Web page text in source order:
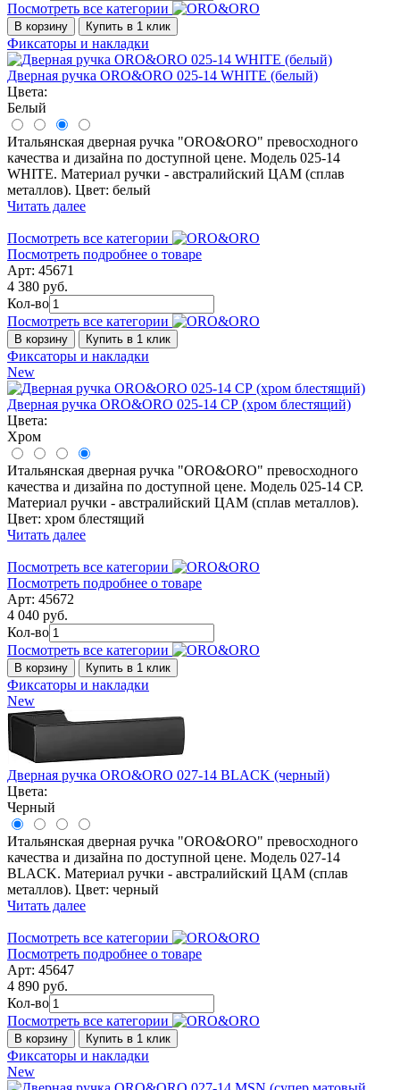
Посмотреть все категории
В корзину Купить в 1 клик
Фиксаторы и накладки
Дверная ручка ORO&ORO 025-14 WHITE (белый)
Цвета:
Белый
Итальянская дверная ручка "ORO&ORO" превосходного
качества и дизайна по доступной цене. Модель 025-14
WHITE. Материал ручки - австралийский ЦАМ (сплав
металлов). Цвет: белый
Читать далее
Посмотреть все категории
Посмотреть подробнее о товаре
Арт: 45671
4 380 руб.
Кол-во
Посмотреть все категории
В корзину Купить в 1 клик
Фиксаторы и накладки
New
Дверная ручка ORO&ORO 025-14 СР (хром блестящий)
Цвета:
Хром
Итальянская дверная ручка "ORO&ORO" превосходного
качества и дизайна по доступной цене. Модель 025-14 CP.
Материал ручки - австралийский ЦАМ (сплав металлов).
Цвет: хром блестящий
Читать далее
Посмотреть все категории
Посмотреть подробнее о товаре
Арт: 45672
4 040 руб.
Кол-во
Посмотреть все категории
В корзину Купить в 1 клик
Фиксаторы и накладки
New
Дверная ручка ORO&ORO 027-14 BLACK (черный)
Цвета:
Черный
Итальянская дверная ручка "ORO&ORO" превосходного
качества и дизайна по доступной цене. Модель 027-14
BLACK. Материал ручки - австралийский ЦАМ (сплав
металлов). Цвет: черный
Читать далее
Посмотреть все категории
Посмотреть подробнее о товаре
Арт: 45647
4 890 руб.
Кол-во
Посмотреть все категории
В корзину Купить в 1 клик
Фиксаторы и накладки
New